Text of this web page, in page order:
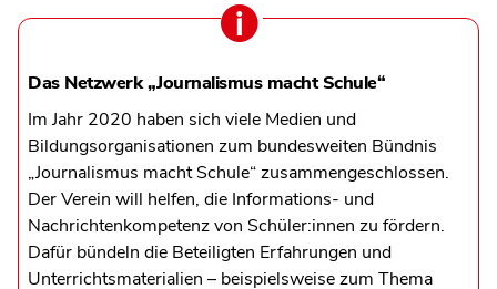
Das Netzwerk „Journalismus macht Schule“
Im Jahr 2020 haben sich viele Medien und
Bildungsorganisationen zum bundesweiten Bündnis
„Journalismus macht Schule“ zusammengeschlossen.
Der Verein will helfen, die Informations- und
Nachrichtenkompetenz von Schüler:innen zu fördern.
Dafür bündeln die Beteiligten Erfahrungen und
Unterrichtsmaterialien – beispielsweise zum Thema